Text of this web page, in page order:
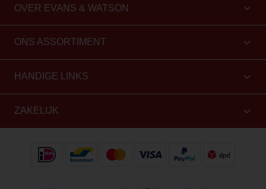
OVER EVANS & WATSON
ONS ASSORTIMENT
HANDIGE LINKS
ZAKELIJK